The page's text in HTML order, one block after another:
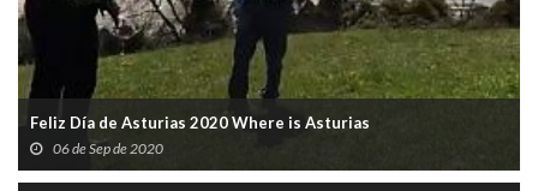
Feliz Día de Asturias 2020 Where is Asturias
06 de Sep de 2020